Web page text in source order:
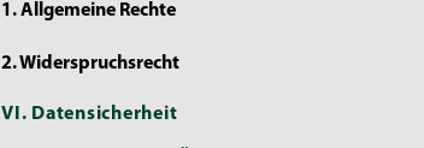
1. Allgemeine Rechte
2. Widerspruchsrecht
VI. Datensicherheit